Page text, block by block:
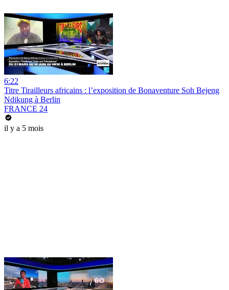
6:22
Titre Tirailleurs africains : l’exposition de Bonaventure Soh Bejeng
Ndikung à Berlin
FRANCE 24
il y a 5 mois